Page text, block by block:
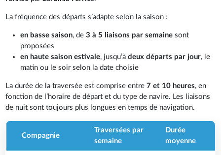
La fréquence des départs s’adapte selon la saison :
en basse saison, de3 à 5 liaisons par semaine sont
proposées
en haute saison estivale, jusqu’àdeux départs par jour, le
matin ou le soir selon la date choisie
La durée de la traversée est comprise entre7 et 10 heures, en
fonction de l’horaire de départ et du type de navire. Les liaisons
de nuit sont toujours plus longues en temps de navigation.
Compagnie
Traversées par
semaine
Durée
moyenne